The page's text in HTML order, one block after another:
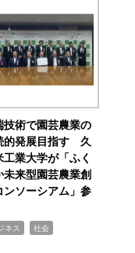
技術で園芸農業の
的発展目指す 久
工業大学が「ふく
未来型園芸農業創
ンソーシアム」参
ネス 社会